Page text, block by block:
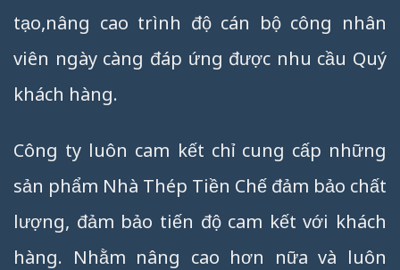
tạo,nâng cao trình độ cán bộ công nhân
viên ngày càng đáp ứng được nhu cầu Quý
khách hàng.
Công ty luôn cam kết chỉ cung cấp những
sản phẩm Nhà Thép Tiền Chế đảm bảo chất
lượng, đảm bảo tiến độ cam kết với khách
hàng. Nhằm nâng cao hơn nữa và luôn